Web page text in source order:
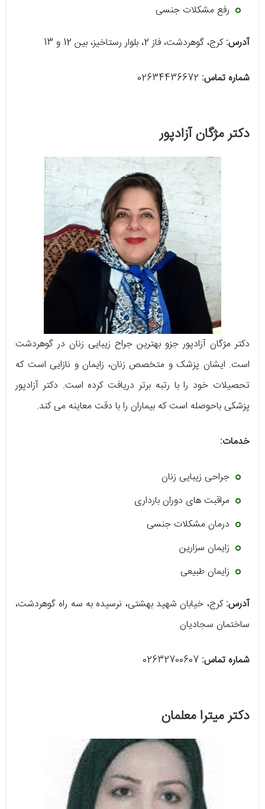
رفع مشکلات جنسی
آدرس:کرج، گوهردشت، فاز 2، بلوار رستاخیز، بین 12 و 13
شماره تماس:
دکتر مژگان آزادپور
دکتر مژگان آزادپور جزو بهترین جراح زیبایی زنان در گوهردشت
است. ایشان پزشک و متخصص زنان، زایمان و نازایی است که
تحصیلات خود را با رتبه برتر دریافت کرده است. دکتر آزادپور
پزشکی باحوصله است که بیماران را با دقت معاینه می کند.
خدمات:
جراحی زیبایی زنان
مراقبت های دوران بارداری
درمان مشکلات جنسی
زایمان سزارین
زایمان طبیعی
آدرس:کرج، خیابان شهید بهشتی، نرسیده به سه راه گوهردشت،
ساختمان سجادیان
شماره تماس:
دکتر میترا معلمان